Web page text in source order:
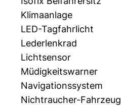
Klimaanlage
LED-Tagfahrlicht
Lederlenkrad
Lichtsensor
Müdigkeitswarner
Navigationssystem
Nichtraucher-Fahrzeug